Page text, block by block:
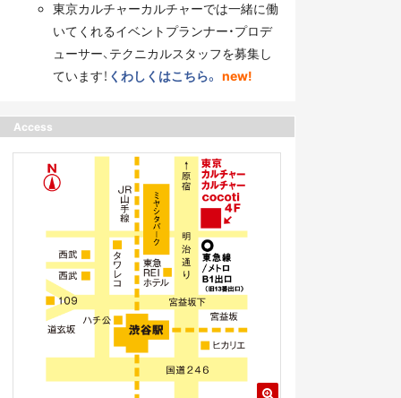
東京カルチャーカルチャーでは一緒に働
いてくれるイベントプランナー・プロデ
ューサー、テクニカルスタッフを募集し
ています！ くわしくはこちら。 new!
Access